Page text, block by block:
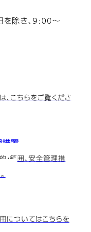
を除き、9:00～
こちらをご覧くださ
措置
範囲、安全管理措
についてはこちらを